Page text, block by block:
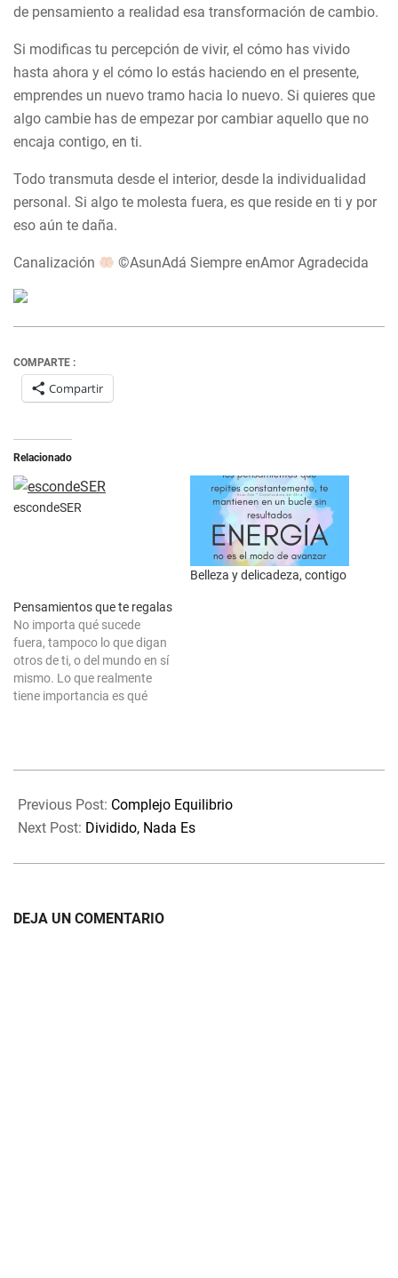
de pensamiento a realidad esa transformación de cambio.
Si modificas tu percepción de vivir, el cómo has vivido
hasta ahora y el cómo lo estás haciendo en el presente,
emprendes un nuevo tramo hacia lo nuevo. Si quieres que
algo cambie has de empezar por cambiar aquello que no
encaja contigo, en ti.
Todo transmuta desde el interior, desde la individualidad
personal. Si algo te molesta fuera, es que reside en ti y por
eso aún te daña.
Canalización ©AsunAdá Siempre enAmor Agradecida
COMPARTE :
Compartir
Relacionado
escondeSER
Belleza y delicadeza, contigo
Pensamientos que te regalas
No importa qué sucede
fuera, tampoco lo que digan
otros de ti, o del mundo en sí
mismo. Lo que realmente
tiene importancia es qué
experimentas en tus días. La
04-
14
Previous Post: Complejo Equilibrio
Next Post: Dividido, Nada Es
DEJA UN COMENTARIO